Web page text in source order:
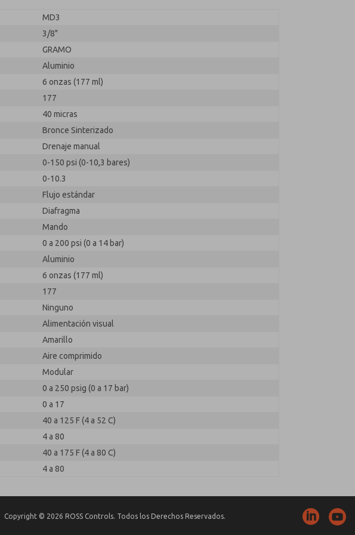
MD3
3/8"
GRAMO
Aluminio
6 onzas (177 ml)
177
40 micras
Bronce Sinterizado
Drenaje manual
0-150 psi (0-10,3 bares)
0-10.3
Flujo estándar
Diafragma
Mando
0 a 200 psi (0 a 14 bar)
Aluminio
6 onzas (177 ml)
177
Ninguno
Alimentación visual
Amarillo
Aire comprimido
Modular
0 a 250 psig (0 a 17 bar)
0 a 17
40 a 125 F (4 a 52 C)
4 a 80
40 a 175 F (4 a 80 C)
4 a 80
Copyright © 2026 ROSS Controls. Todos los Derechos Reservados.